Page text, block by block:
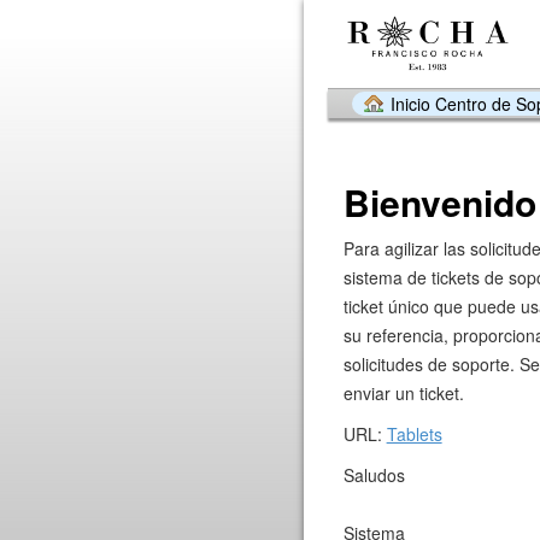
Inicio Centro de
Para agilizar las
sistema de tickets de
ticket único que puede
su referencia,
solicitudes de soporte.
enviar un ticket.
URL: Tablets
Saludos
Sistema